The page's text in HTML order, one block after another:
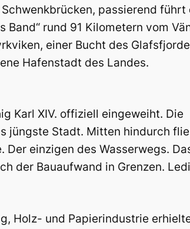
passierend führt
rund 91 Kilometern vom
einer Bucht des
Hafenstadt des Landes.
Karl XIV. offiziell eingeweiht. Die
jüngste Stadt. Mitten hindurch
einzigen des Wasserwegs.
der Bauaufwand in Grenzen.
Holz- und Papierindustrie